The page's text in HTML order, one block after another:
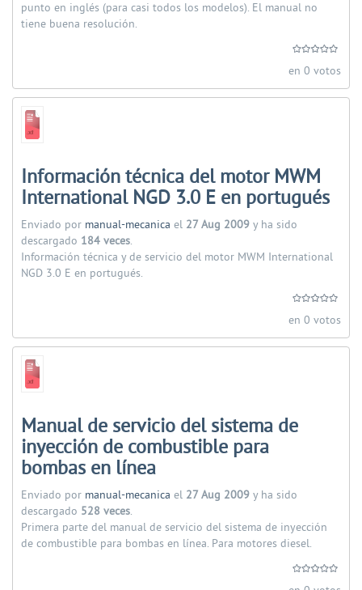
punto en inglés (para casi todos los modelos). El manual no
tiene buena resolución.
en 0 votos
Información técnica del motor MWM
International NGD 3.0 E en portugués
Enviado por manual-mecanica el 27 Aug 2009 y ha sido
descargado 184 veces.
Información técnica y de servicio del motor MWM International
NGD 3.0 E en portugués.
en 0 votos
Manual de servicio del sistema de
inyección de combustible para
bombas en línea
Enviado por manual-mecanica el 27 Aug 2009 y ha sido
descargado 528 veces.
Primera parte del manual de servicio del sistema de inyección
de combustible para bombas en línea. Para motores diesel.